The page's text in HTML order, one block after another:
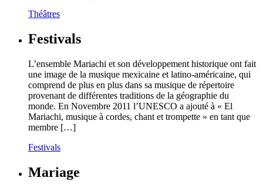
Théâtres
Festivals
L’ensemble Mariachi et son développement historique ont fait
une image de la musique mexicaine et latino-américaine, qui
comprend de plus en plus dans sa musique de répertoire
provenant de différentes traditions de la géographie du
monde. En Novembre 2011 l’UNESCO a ajouté à « El
Mariachi, musique à cordes, chant et trompette » en tant que
membre […]
Festivals
Mariage